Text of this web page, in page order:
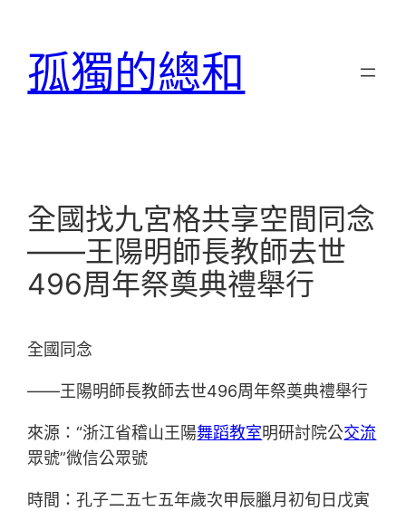
孤獨的總和
全國找九宮格共享空間同念
——王陽明師長教師去世
496周年祭奠典禮舉行
全國同念
——王陽明師長教師去世496周年祭奠典禮舉行
來源：“浙江省稽山王陽舞蹈教室明研討院公交流
眾號”微信公眾號
時間：孔子二五七五年歲次甲辰臘月初旬日戊寅